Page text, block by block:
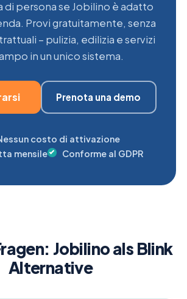
di persona se Jobilino è adatto
Provi gratuitamente, senza
– pulizia, edilizia e servizi
in un unico sistema.
Prenota una demo
costo di attivazione
mensile
Conforme al GDPR
Jobilino als Blink
Alternative